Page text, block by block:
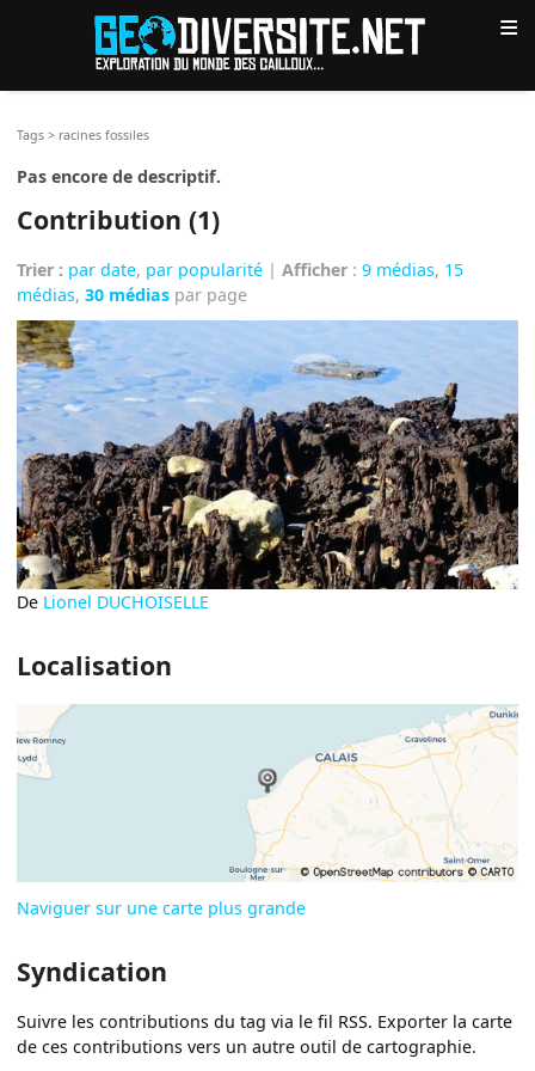
≡
Tags > racines fossiles
Pas encore de descriptif.
Contribution (1)
Trier : par date, par popularité |Afficher :9 médias, 15
médias,30 médias par page
De Lionel DUCHOISELLE
Localisation
Naviguer sur une carte plus grande
Syndication
Suivre les contributions du tag via le fil RSS. Exporter la carte
de ces contributions vers un autre outil de cartographie.